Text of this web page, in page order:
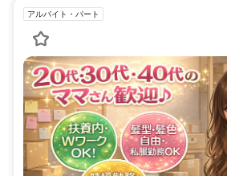
アルバイト・パート